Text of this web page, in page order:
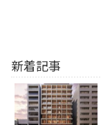
新着記事